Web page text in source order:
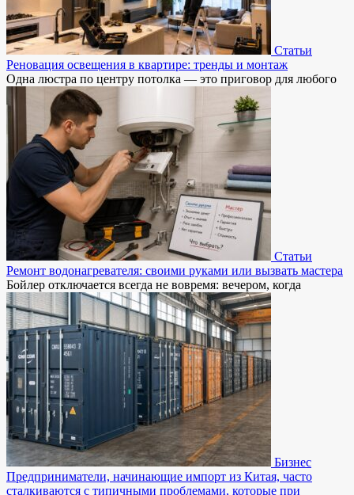
Статьи
Реновация освещения в квартире: тренды и монтаж
Одна люстра по центру потолка — это приговор для любого
Статьи
Ремонт водонагревателя: своими руками или вызвать мастера
Бойлер отключается всегда не вовремя: вечером, когда
Бизнес
Предприниматели, начинающие импорт из Китая, часто
сталкиваются с типичными проблемами, которые при